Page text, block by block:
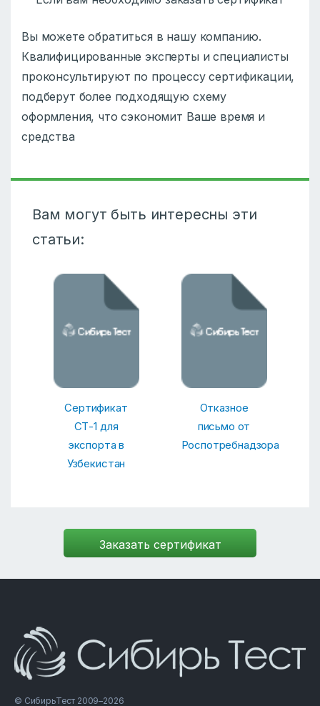
Вы можете обратиться в нашу компанию.
Квалифицированные эксперты и специалисты
проконсультируют по процессу сертификации,
подберут более подходящую схему
оформления, что сэкономит Ваше время и
средства
Вам могут быть интересны эти
статьи:
Сертификат
СТ-1 для
экспорта в
Узбекистан
Отказное
письмо от
Роспотребнадзора
© СибирьТест 2009–2026